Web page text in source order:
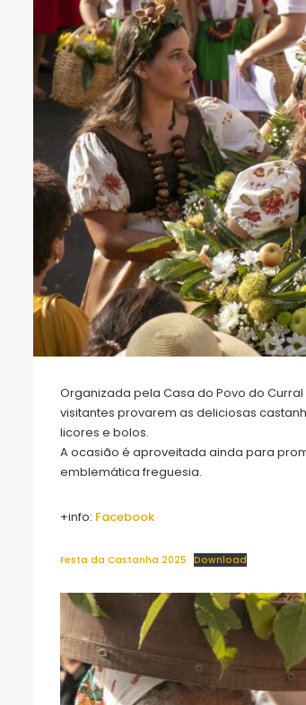
Organizada pela Casa do Povo do
visitantes provarem as deliciosas
licores e bolos.
A ocasião é aproveitada ainda para
emblemática freguesia.
+info: Facebook
Festa da Castanha 2025 Download